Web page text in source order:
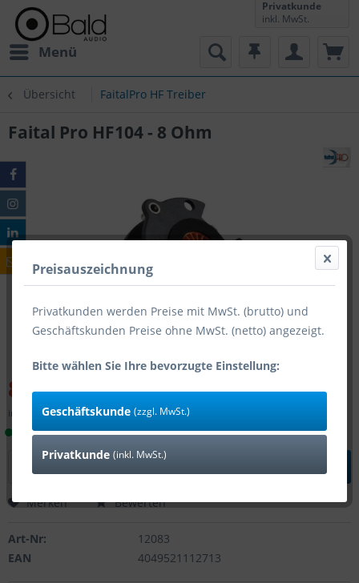
Menü
Privatkunde
inkl. MwSt.
Übersicht FaitalPro HF Treiber
Faital Pro HF104 - 8 Ohm
83,30 € * 107,10 € * (22,22% gespart)
inkl. MwSt.zzgl. Versandkosten
Lieferzeit 1-4 Tage (Bestand: 3)
Merken Bewerten
Art-Nr:
12083
EAN
4049521112713
Preisauszeichnung
Privatkunden werden Preise mit MwSt. (brutto) und
Geschäftskunden Preise ohne MwSt. (netto) angezeigt.
Bitte wählen Sie Ihre bevorzugte Einstellung:
Geschäftskunde (zzgl. MwSt.)
Privatkunde (inkl. MwSt.)